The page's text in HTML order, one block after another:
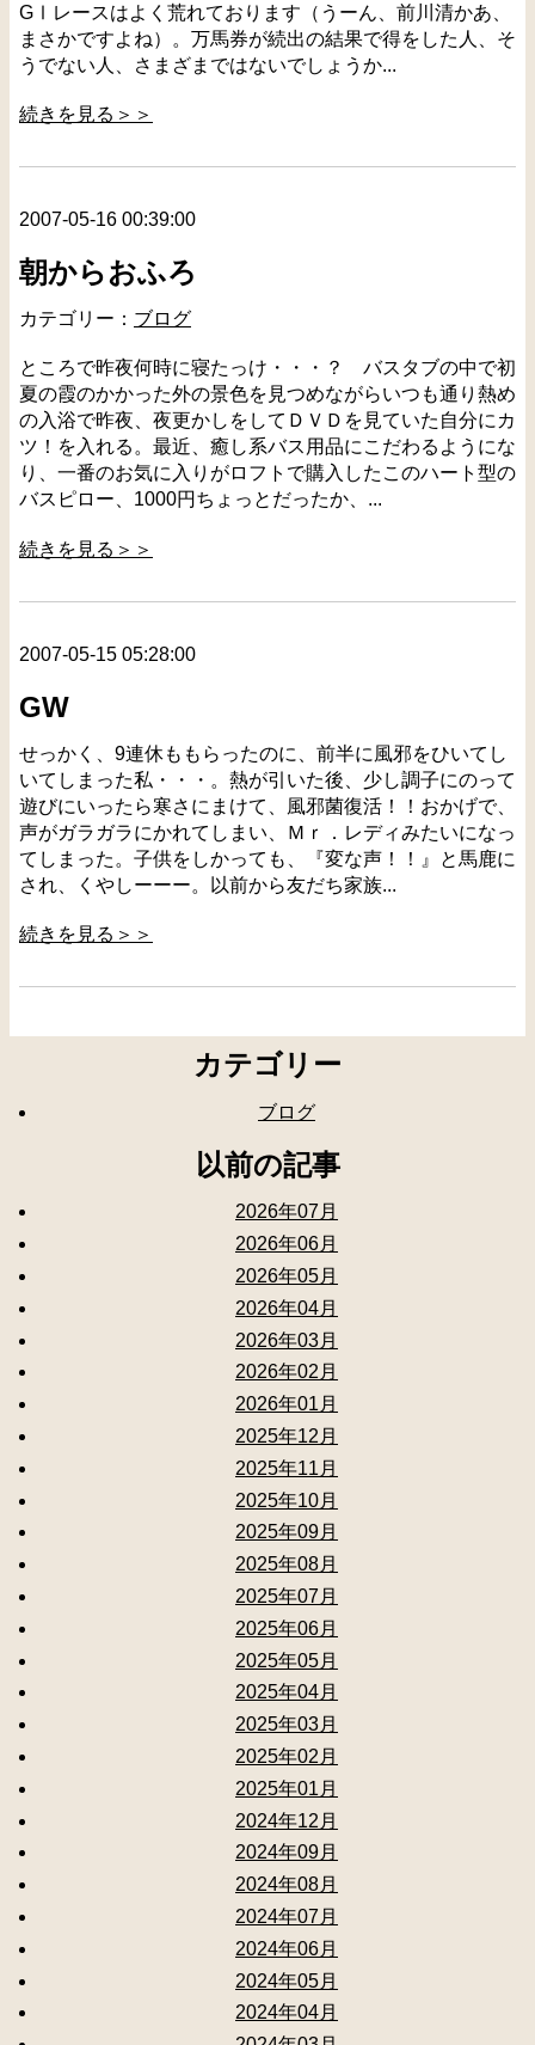
GⅠレースはよく荒れております（うーん、前川清かあ、
まさかですよね）。万馬券が続出の結果で得をした人、そ
うでない人、さまざまではないでしょうか...
続きを見る＞＞
2007-05-16 00:39:00
朝からおふろ
カテゴリー： ブログ
ところで昨夜何時に寝たっけ・・・？ バスタブの中で初
夏の霞のかかった外の景色を見つめながらいつも通り熱め
の入浴で昨夜、夜更かしをしてＤＶＤを見ていた自分にカ
ツ！を入れる。最近、癒し系バス用品にこだわるようにな
り、一番のお気に入りがロフトで購入したこのハート型の
バスピロー、1000円ちょっとだったか、...
続きを見る＞＞
2007-05-15 05:28:00
GW
せっかく、9連休ももらったのに、前半に風邪をひいてし
いてしまった私・・・。熱が引いた後、少し調子にのって
遊びにいったら寒さにまけて、風邪菌復活！！おかげで、
声がガラガラにかれてしまい、Ｍｒ．レディみたいになっ
てしまった。子供をしかっても、『変な声！！』と馬鹿に
され、くやしーーー。以前から友だち家族...
続きを見る＞＞
カテゴリー
ブログ
以前の記事
2026年07月
2026年06月
2026年05月
2026年04月
2026年03月
2026年02月
2026年01月
2025年12月
2025年11月
2025年10月
2025年09月
2025年08月
2025年07月
2025年06月
2025年05月
2025年04月
2025年03月
2025年02月
2025年01月
2024年12月
2024年09月
2024年08月
2024年07月
2024年06月
2024年05月
2024年04月